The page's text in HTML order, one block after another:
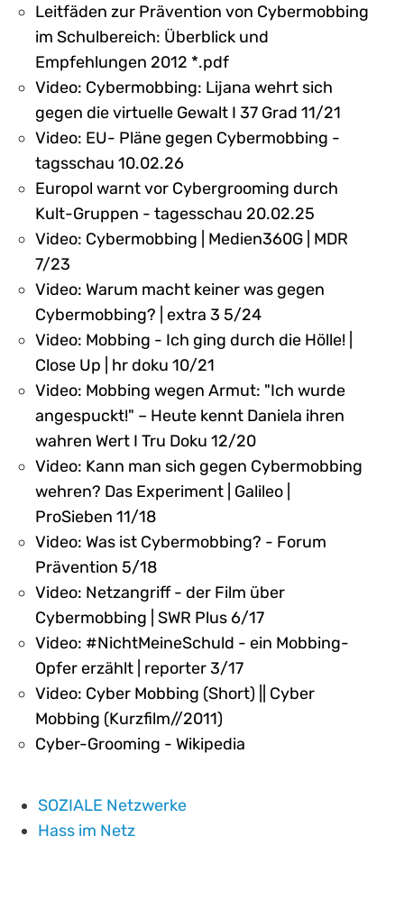
Leitfäden zur Prävention von Cybermobbing
im Schulbereich: Überblick und
Empfehlungen 2012 *.pdf
Video: Cybermobbing: Lijana wehrt sich
gegen die virtuelle Gewalt I 37 Grad 11/21
Video: EU- Pläne gegen Cybermobbing -
tagsschau 10.02.26
Europol warnt vor Cybergrooming durch
Kult-Gruppen - tagesschau 20.02.25
Video: Cybermobbing | Medien360G | MDR
7/23
Video: Warum macht keiner was gegen
Cybermobbing? | extra 3 5/24
Video: Mobbing - Ich ging durch die Hölle! |
Close Up | hr doku 10/21
Video: Mobbing wegen Armut: "Ich wurde
angespuckt!" – Heute kennt Daniela ihren
wahren Wert I Tru Doku 12/20
Video: Kann man sich gegen Cybermobbing
wehren? Das Experiment | Galileo |
ProSieben 11/18
Video: Was ist Cybermobbing? - Forum
Prävention 5/18
Video: Netzangriff - der Film über
Cybermobbing | SWR Plus 6/17
Video: #NichtMeineSchuld - ein Mobbing-
Opfer erzählt | reporter 3/17
Video: Cyber Mobbing (Short) || Cyber
Mobbing (Kurzfilm//2011)
Cyber-Grooming - Wikipedia
SOZIALE Netzwerke
Hass im Netz